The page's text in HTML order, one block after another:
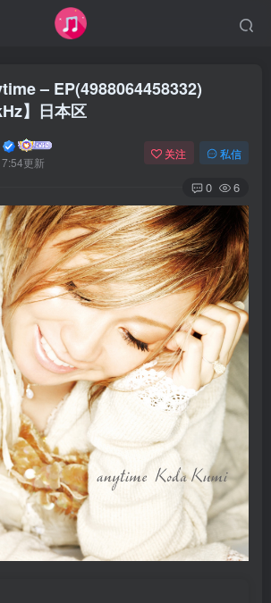
– EP(4988064458332)
】日本区
更新
关注 私信
0 6